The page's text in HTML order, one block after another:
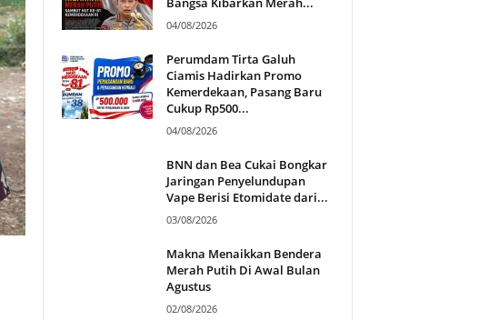
04/08/2026
Perumdam Tirta Galuh
Ciamis Hadirkan Promo
Kemerdekaan, Pasang Baru
Cukup Rp500...
04/08/2026
BNN dan Bea Cukai Bongkar
Jaringan Penyelundupan
Vape Berisi Etomidate dari...
03/08/2026
Makna Menaikkan Bendera
Merah Putih Di Awal Bulan
Agustus
02/08/2026